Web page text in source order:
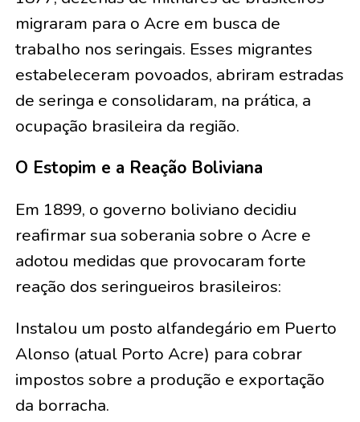
migraram para o Acre em busca de
trabalho nos seringais. Esses migrantes
estabeleceram povoados, abriram estradas
de seringa e consolidaram, na prática, a
ocupação brasileira da região.
O Estopim e a Reação Boliviana
Em 1899, o governo boliviano decidiu
reafirmar sua soberania sobre o Acre e
adotou medidas que provocaram forte
reação dos seringueiros brasileiros:
Instalou um posto alfandegário em Puerto
Alonso (atual Porto Acre) para cobrar
impostos sobre a produção e exportação
da borracha.